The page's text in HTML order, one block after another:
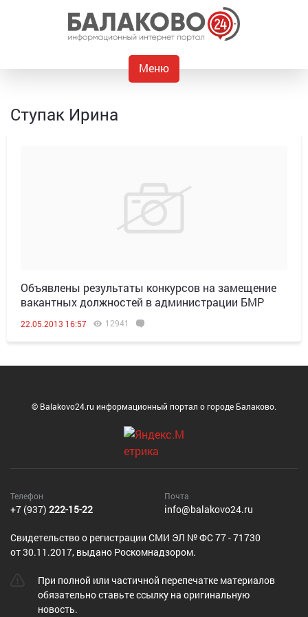
Меню
Ступак Ирина
Объявлены результаты конкурсов на замещение
вакантных должностей в администрации БМР
22.05.2013 16:57 12941
© Balakovo24.ru информационный портал о городе Балаково.
Телефон
+7 (937) 222-15-22
Почта
info@balakovo24.ru
Cвидетельство о регистрации СМИ ЭЛ № ФС 77 - 71730
от 30.11.2017, выдано Роскомнадзором.
При полной или частичной перепечатке материалов
обязательно ставьте ссылку на оригинальную
новость.